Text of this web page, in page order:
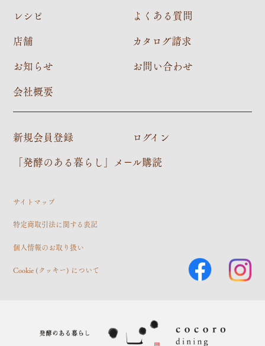
レシピ
店舗
お知らせ
会社概要
よくある質問
カタログ請求
お問い合わせ
新規会員登録
ログイン
「発酵のある暮らし」メール購読
サイトマップ
特定商取引法に関する表記
個人情報のお取り扱い
Cookie (クッキー) について